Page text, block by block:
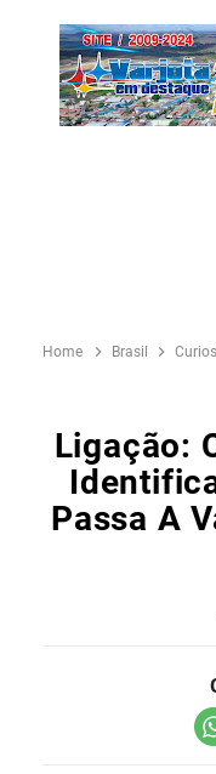
Home Brasil
Ligação:
Passa A